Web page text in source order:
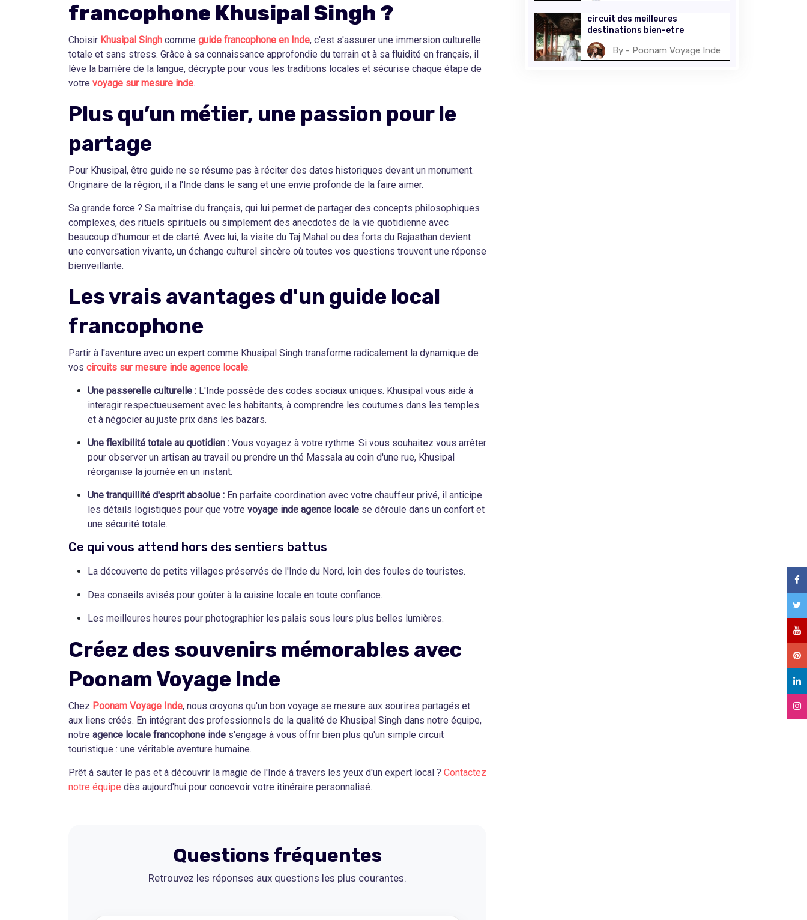
francophone Khusipal Singh ?
Choisir Khusipal Singh comme guide francophone en Inde, c'est s'assurer une immersion culturelle
totale et sans stress. Grâce à sa connaissance approfondie du terrain et à sa fluidité en français, il
lève la barrière de la langue, décrypte pour vous les traditions locales et sécurise chaque étape de
votre voyage sur mesure inde.
Plus qu’un métier, une passion pour le
partage
Pour Khusipal, être guide ne se résume pas à réciter des dates historiques devant un monument.
Originaire de la région, il a l'Inde dans le sang et une envie profonde de la faire aimer.
Sa grande force ? Sa maîtrise du français, qui lui permet de partager des concepts philosophiques
complexes, des rituels spirituels ou simplement des anecdotes de la vie quotidienne avec
beaucoup d'humour et de clarté. Avec lui, la visite du Taj Mahal ou des forts du Rajasthan devient
une conversation vivante, un échange culturel sincère où toutes vos questions trouvent une réponse
bienveillante.
Les vrais avantages d'un guide local
francophone
Partir à l'aventure avec un expert comme Khusipal Singh transforme radicalement la dynamique de
vos circuits sur mesure inde agence locale.
Une passerelle culturelle : L'Inde possède des codes sociaux uniques. Khusipal vous aide à
interagir respectueusement avec les habitants, à comprendre les coutumes dans les temples
et à négocier au juste prix dans les bazars.
Une flexibilité totale au quotidien : Vous voyagez à votre rythme. Si vous souhaitez vous arrêter
pour observer un artisan au travail ou prendre un thé Massala au coin d'une rue, Khusipal
réorganise la journée en un instant.
Une tranquillité d'esprit absolue : En parfaite coordination avec votre chauffeur privé, il anticipe
les détails logistiques pour que votre voyage inde agence locale se déroule dans un confort et
une sécurité totale.
Ce qui vous attend hors des sentiers battus
La découverte de petits villages préservés de l'Inde du Nord, loin des foules de touristes.
Des conseils avisés pour goûter à la cuisine locale en toute confiance.
Les meilleures heures pour photographier les palais sous leurs plus belles lumières.
Créez des souvenirs mémorables avec
Poonam Voyage Inde
Chez Poonam Voyage Inde, nous croyons qu'un bon voyage se mesure aux sourires partagés et
aux liens créés. En intégrant des professionnels de la qualité de Khusipal Singh dans notre équipe,
notre agence locale francophone inde s'engage à vous offrir bien plus qu'un simple circuit
touristique : une véritable aventure humaine.
Prêt à sauter le pas et à découvrir la magie de l'Inde à travers les yeux d'un expert local ? Contactez
notre équipe dès aujourd'hui pour concevoir votre itinéraire personnalisé.
Questions fréquentes
Retrouvez les réponses aux questions les plus courantes.
circuit des meilleures
destinations bien-etre
By - Poonam Voyage Inde